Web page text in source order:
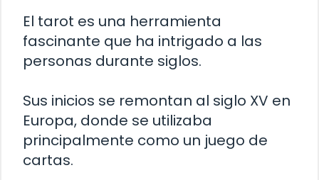
El tarot es una herramienta
fascinante que ha intrigado a las
personas durante siglos.
Sus inicios se remontan al siglo XV en
Europa, donde se utilizaba
principalmente como un juego de
cartas.